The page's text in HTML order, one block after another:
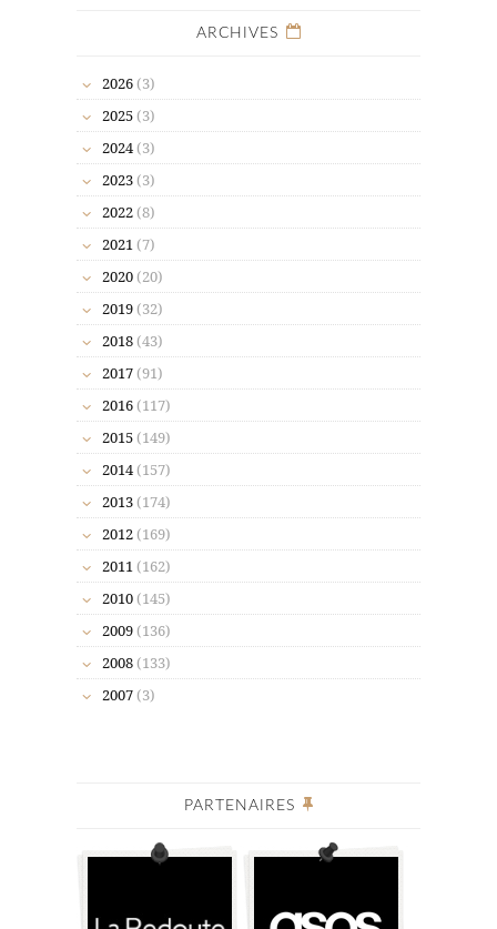
ARCHIVES
2026 (3)
2025 (3)
2024 (3)
2023 (3)
2022 (8)
2021 (7)
2020 (20)
2019 (32)
2018 (43)
2017 (91)
2016 (117)
2015 (149)
2014 (157)
2013 (174)
2012 (169)
2011 (162)
2010 (145)
2009 (136)
2008 (133)
2007 (3)
PARTENAIRES